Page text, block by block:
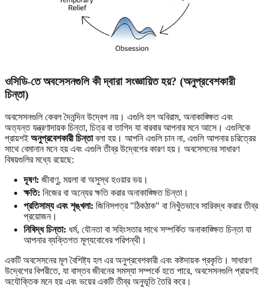
ওসিডি-তে অবসেসনগুলি কী দ্বারা সংজ্ঞায়িত হয়? (অনুপ্রবেশকারী
চিন্তা)
অবসেসনগুলি কেবল দৈনন্দিন উদ্বেগ নয়। এগুলি হল অবিরাম, অনাকাঙ্ক্ষিত এবং
অত্যন্ত যন্ত্রণাদায়ক চিন্তা, চিত্র বা তাগিদ যা বারবার আপনার মনে আসে। এগুলিকে
প্রায়শই অনুপ্রবেশকারী চিন্তাবলা হয়। আপনি এগুলি চান না, এগুলি আপনার চরিত্রের
সাথে বেমানান মনে হয় এবং এগুলি তীব্র উদ্বেগের কারণ হয়। অবসেসনের সাধারণ
বিষয়গুলির মধ্যে রয়েছে:
দূষণ: জীবাণু, ময়লা বা অসুস্থ হওয়ার ভয়।
ক্ষতি: নিজের বা অন্যের ক্ষতি করার অনাকাঙ্ক্ষিত চিন্তা।
প্রতিসাম্য এবং শৃঙ্খলা: জিনিসপত্র "ঠিকঠাক" বা নিখুঁতভাবে সারিবদ্ধ করার তীব্র
প্রয়োজন।
নিষিদ্ধ চিন্তা: ধর্ম, যৌনতা বা সহিংসতার সাথে সম্পর্কিত অনাকাঙ্ক্ষিত চিন্তা যা
আপনার ব্যক্তিগত মূল্যবোধের পরিপন্থী।
একটি অবসেসনের মূল বৈশিষ্ট্য হল এর অনুপ্রবেশকারী এবং কষ্টদায়ক প্রকৃতি। সাধারণ
উদ্বেগের বিপরীতে, যা বাস্তব জীবনের সমস্যা সম্পর্কে হতে পারে, অবসেসনগুলি প্রায়শই
অযৌক্তিক মনে হয় এবং ভয়ের একটি তীব্র অনুভূতি তৈরি করে।